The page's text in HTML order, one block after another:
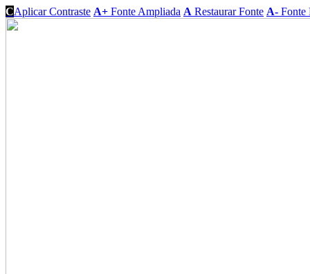
CAplicar Contraste A+ Fonte Ampliada A Restaurar Fonte A- Fonte